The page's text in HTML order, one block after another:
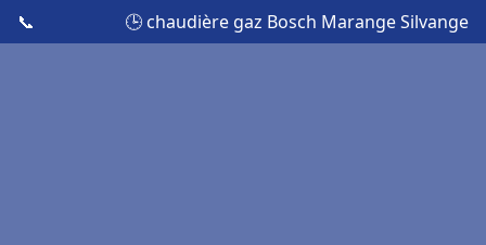
📞 🕒 chaudière gaz Bosch Marange Silvange